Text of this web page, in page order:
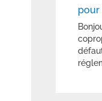
pour